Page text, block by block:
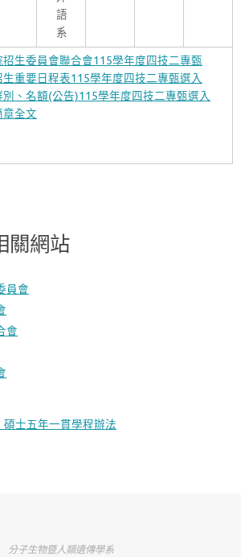
語
系
生委員會聯合會115學年度四技二專甄
重要日程表115學年度四技二專甄選入
別、名額(公告)115學年度四技二專甄選入
全文
關網站
員會
會
士五年一貫學程辦法
分子生物暨人類遺傳學系